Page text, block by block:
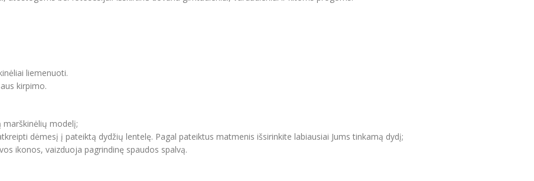
liemenuoti.
kirpimo.
marškinėlių modelį;
dėmesį į pateiktą dydžių lentelę. Pagal pateiktus matmenis išsirinkite labiausiai Jums tinkamą dydį;
ikonos, vaizduoja pagrindinę spaudos spalvą.